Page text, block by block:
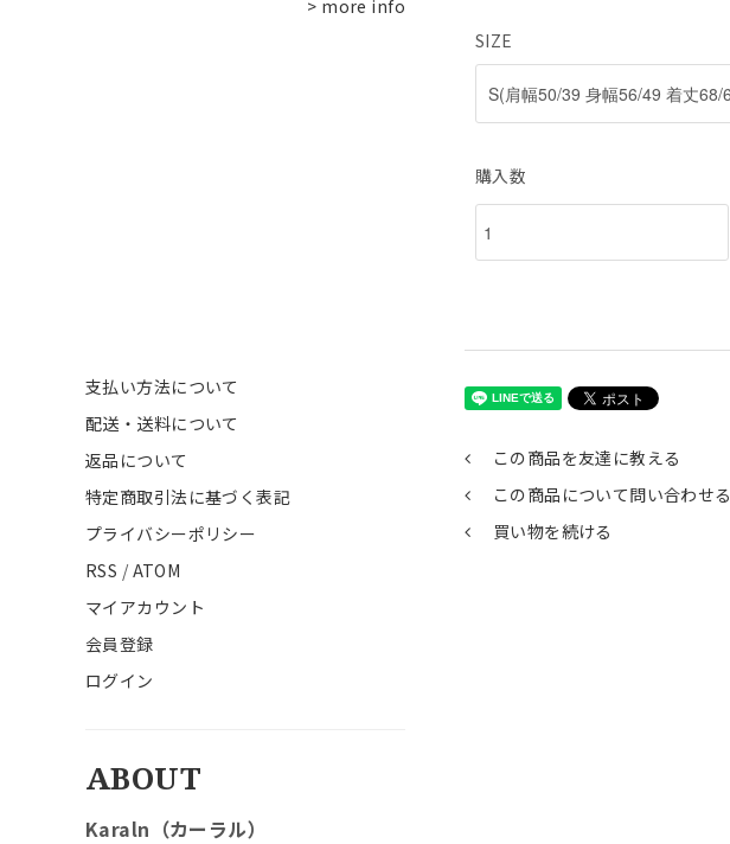
> more info
支払い方法について
配送・送料について
返品について
特定商取引法に基づく表記
プライバシーポリシー
RSS / ATOM
マイアカウント
会員登録
ログイン
ABOUT
Karaln（カーラル）
SIZE
購入数
この商品を友達に教える
この商品について問い合わせる
買い物を続ける